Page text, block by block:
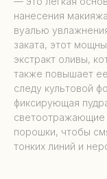
нанесения
вуалью
заката, этот
экстракт оливы,
также повышает
следу культовой
фиксирующая
светоотражающие
порошки, чтобы
тонких линий и